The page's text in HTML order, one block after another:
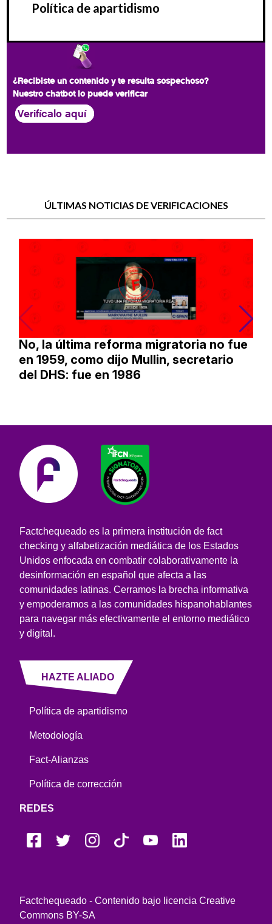
Política de apartidismo
¿Recibiste un contenido y te resulta sospechoso?
Nuestro chatbot lo puede verificar
Verifícalo aquí
ÚLTIMAS NOTICIAS DE VERIFICACIONES
No, la última reforma migratoria no fue
en 1959, como dijo Mullin, secretario
del DHS: fue en 1986
Factchequeado es la primera institución de fact
checking y alfabetización mediática de los Estados
Unidos enfocada en combatir colaborativamente la
desinformación en español que afecta a las
comunidades latinas. Cerramos la brecha informativa
y empoderamos a las comunidades hispanohablantes
para navegar más efectivamente el entorno mediático
y digital.
HAZTE ALIADO
Política de apartidismo
Metodología
Fact-Alianzas
Política de corrección
REDES
Factchequeado - Contenido bajo licencia Creative
Commons BY-SA